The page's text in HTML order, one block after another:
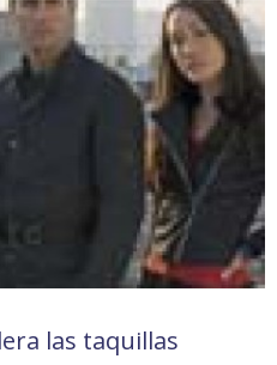
las taquillas